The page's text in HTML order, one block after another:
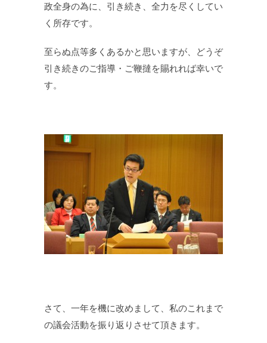
政全身の為に、引き続き、全力を尽くしてい
く所存です。
至らぬ点等多くあるかと思いますが、どうぞ
引き続きのご指導・ご鞭撻を賜れれば幸いで
す。
さて、一年を機に改めまして、私のこれまで
の議会活動を振り返りさせて頂きます。